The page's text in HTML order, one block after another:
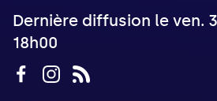
Dernière diffusion le ven.
18h00